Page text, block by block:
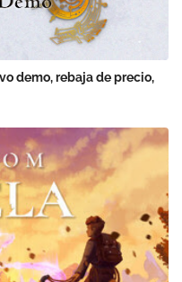
demo, rebaja de precio,